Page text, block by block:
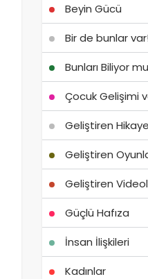
Beyin Gücü
Bir de bunlar var!
Bunları Biliyor
Çocuk Gelişimi
Geliştiren
Geliştiren
Geliştiren
Güçlü Hafıza
İnsan İlişkileri
Kadınlar